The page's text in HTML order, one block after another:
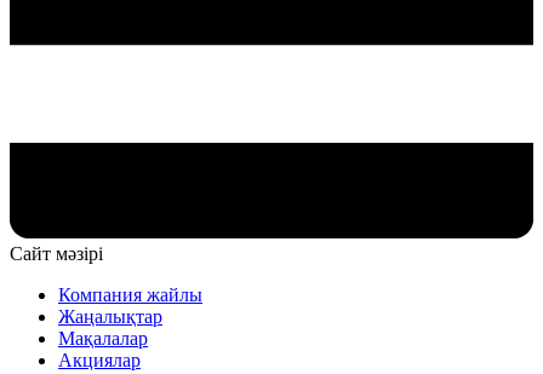
Сайт мәзірі
Компания жайлы
Жаңалықтар
Мақалалар
Акциялар